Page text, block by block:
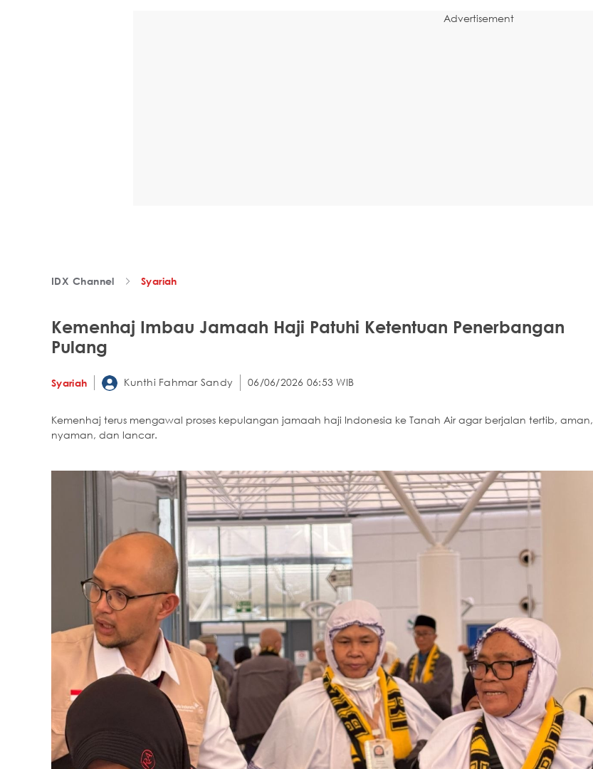
Advertisement
IDX Channel Syariah
Kemenhaj Imbau Jamaah Haji Patuhi Ketentuan Penerbangan
Pulang
Syariah Kunthi Fahmar Sandy 06/06/2026 06:53 WIB
Kemenhaj terus mengawal proses kepulangan jamaah haji Indonesia ke Tanah Air agar berjalan tertib, aman,
nyaman, dan lancar.